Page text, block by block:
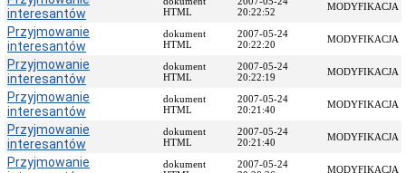
Jak
załatwić
sprawę
Przyjmowanie
interesantów
Opłaty
skarbowe
Szukam
legalnie
Obwieszczenia,
interesantów
HTML
20:22:52
MODYFIKACJA
Przyjmowanie
interesantów
dokument
HTML
2007-05-24
20:22:20
MODYFIKACJA
Przyjmowanie
interesantów
dokument
HTML
2007-05-24
20:22:19
MODYFIKACJA
Przyjmowanie
interesantów
dokument
HTML
2007-05-24
20:21:40
MODYFIKACJA
Przyjmowanie
interesantów
dokument
HTML
2007-05-24
20:21:40
MODYFIKACJA
Przyjmowanie
dokument
2007-05-24
MODYFIKACJA